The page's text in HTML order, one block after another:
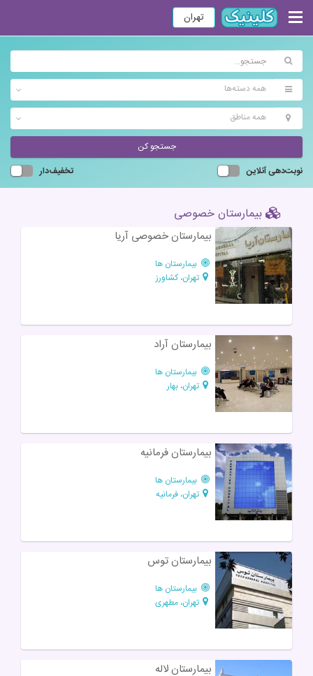
تهران
همه دسته‌ها
همه مناطق
جستجو کن
نوبت‌دهی آنلاین
تخفیف‌دار
بیمارستان خصوصی
بیمارستان خصوصی آریا
بیمارستان ها
تهران، کشاورز
بیمارستان آراد
بیمارستان ها
تهران، بهار
بیمارستان فرمانیه
بیمارستان ها
تهران، فرمانیه
بیمارستان توس
بیمارستان ها
تهران، مطهری
بیمارستان لاله